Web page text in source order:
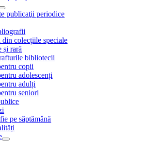
publicaţii periodice
din colecțiile speciale
și rară
bibliotecii
copii
adolescenți
adulți
seniori
pe săptămână